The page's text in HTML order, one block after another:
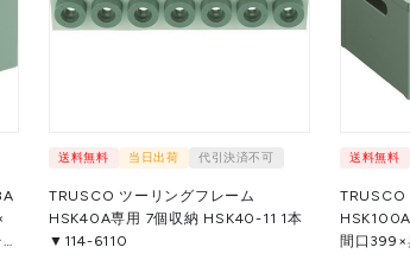
送料無料 当日出荷 代引決済不可
TRUSCO ツーリングフレーム
HSK40A専用 7個収納 HSK40-11 1本
▼114-6110
送料無料
TRUSCO
間口